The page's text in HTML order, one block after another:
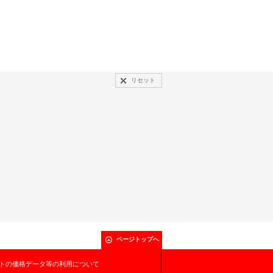
リセット
ページトップへ
の価格データ等の利用について